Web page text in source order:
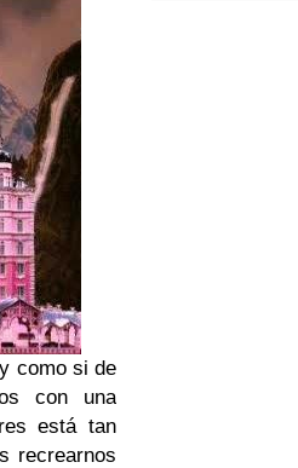
como si de
con una
está tan
recrearnos